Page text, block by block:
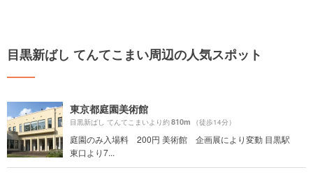
目黒新ばし てんてこまい周辺の人気スポット
東京都庭園美術館
目黒新ばし てんてこまいより約810m （徒歩14分）
庭園のみ入場料 200円 美術館 企画展により変動 目黒駅
東口より7...